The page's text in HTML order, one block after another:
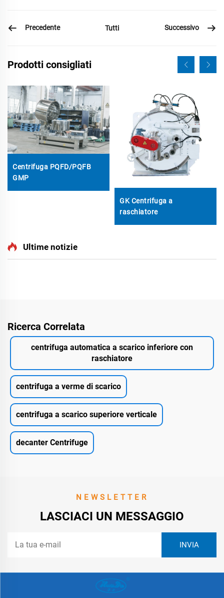
Precedente Tutti Successivo
Prodotti consigliati
Centrifuga PQFD/PQFB
GMP
GK Centrifuga a
raschiatore
Ultime notizie
Ricerca Correlata
centrifuga automatica a scarico inferiore con
raschiatore
centrifuga a verme di scarico
centrifuga a scarico superiore verticale
decanter Centrifuge
NEWSLETTER
LASCIACI UN MESSAGGIO